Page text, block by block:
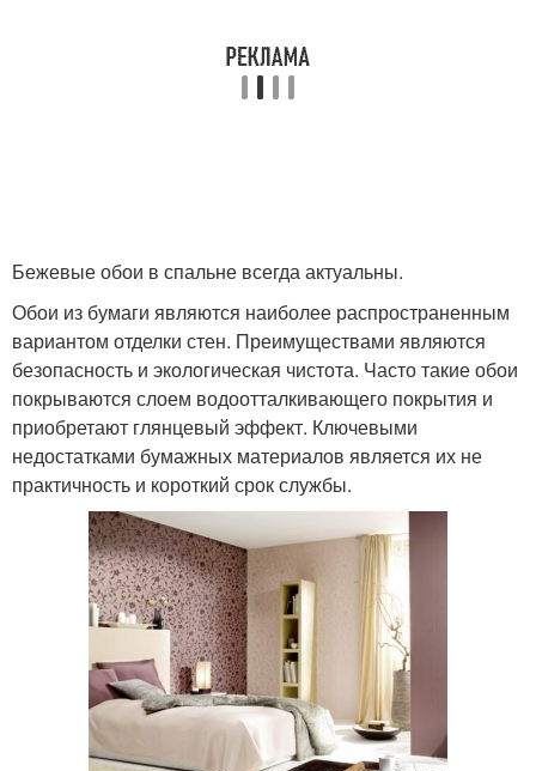
Бежевые обои в спальне всегда актуальны.
Обои из бумаги являются наиболее распространенным
вариантом отделки стен. Преимуществами являются
безопасность и экологическая чистота. Часто такие обои
покрываются слоем водоотталкивающего покрытия и
приобретают глянцевый эффект. Ключевыми
недостатками бумажных материалов является их не
практичность и короткий срок службы.